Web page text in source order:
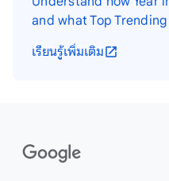
and what Top
เรียนรู้เพิ่มเติม